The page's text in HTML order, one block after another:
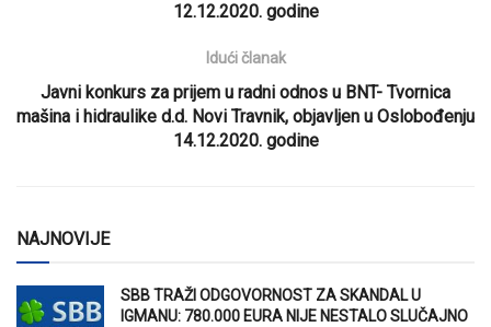
12.12.2020. godine
Idući članak
Javni konkurs za prijem u radni odnos u BNT- Tvornica
mašina i hidraulike d.d. Novi Travnik, objavljen u Oslobođenju
14.12.2020. godine
NAJNOVIJE
SBB TRAŽI ODGOVORNOST ZA SKANDAL U
IGMANU: 780.000 EURA NIJE NESTALO SLUČAJNO